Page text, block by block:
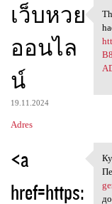
เว็บหวย
ออนไล
น์
19.11.2024
Adres
<a
href=https: